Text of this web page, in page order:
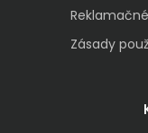
Zásady